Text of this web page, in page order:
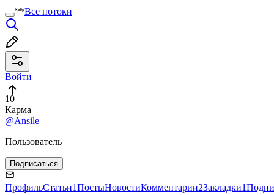
Все потоки
Войти
10
Карма
@Ansile
Пользователь
Подписаться
ПрофильСтатьи1ПостыНовостиКомментарии2Закладки1